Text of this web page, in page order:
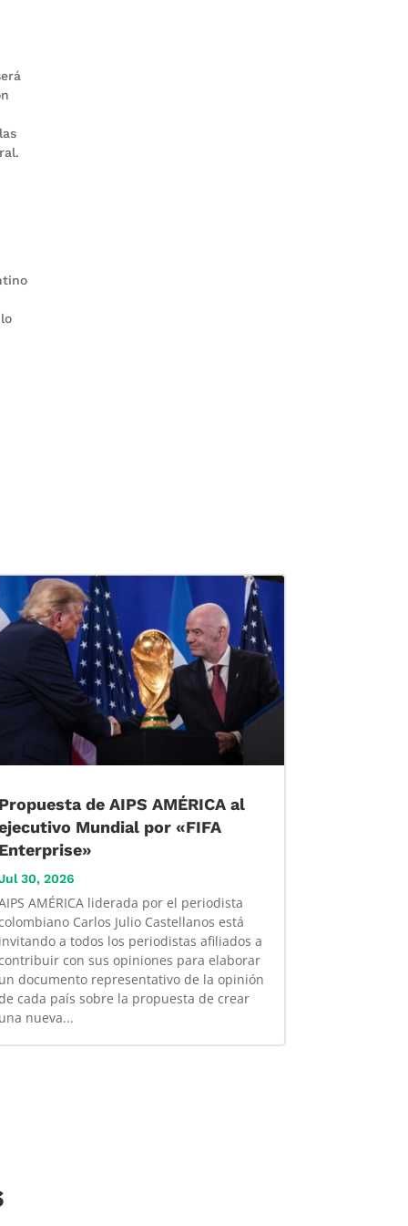
Propuesta de AIPS AMÉRICA al
Mundial por «FIFA
Enterprise»
30, 2026
AMÉRICA liderada por el periodista
Carlos Julio Castellanos está
invitando a todos los periodistas afiliados a
con sus opiniones para elaborar
un documento representativo de la opinión
cada país sobre la propuesta de crear
una nueva...